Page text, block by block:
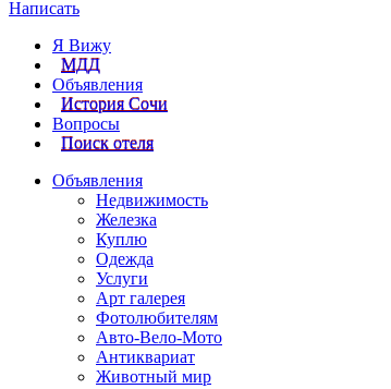
Написать
Я Вижу
МДД
Объявления
История Сочи
Вопросы
Поиск отеля
Объявления
Недвижимость
Железка
Куплю
Одежда
Услуги
Арт галерея
Фотолюбителям
Авто-Вело-Мото
Антиквариат
Животный мир